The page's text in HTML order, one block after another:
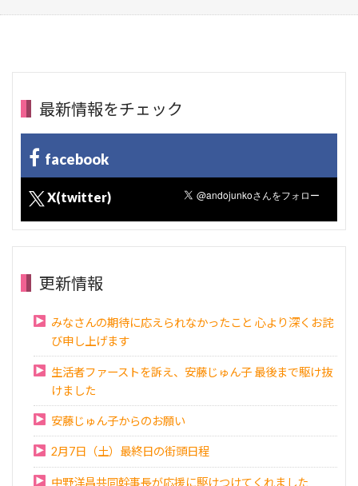
最新情報をチェック
facebook
X(twitter)
更新情報
みなさんの期待に応えられなかったこと 心より深くお詫
び申し上げます
生活者ファーストを訴え、安藤じゅん子 最後まで駆け抜
けました
安藤じゅん子からのお願い
2月7日（土）最終日の街頭日程
中野洋昌共同幹事長が応援に駆けつけてくれました